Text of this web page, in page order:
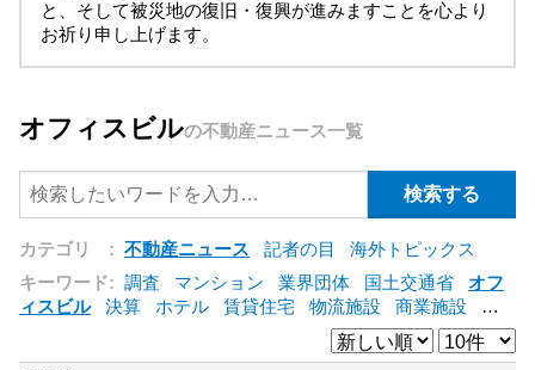
と、そして被災地の復旧・復興が進みますことを心より
お祈り申し上げます。
オフィスビルの不動産ニュース一覧
カテゴリ : 不動産ニュース 記者の目
海外トピックス
キーワード: 調査 マンション 業界団体 国土交通省
オフ
ィスビル
決算 ホテル 賃貸住宅 物流施設 商業施設
海
東急不動産 賃料
ア
野村不動産 ZEH [+]